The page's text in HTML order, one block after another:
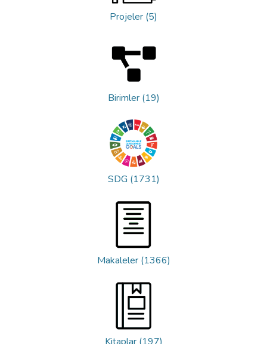
Projeler (5)
Birimler (19)
SDG (1731)
Makaleler (1366)